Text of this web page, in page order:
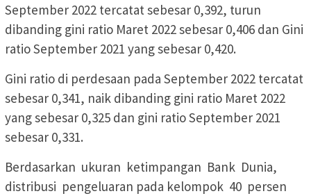
September 2022 tercatat sebesar 0,392, turun
dibanding gini ratio Maret 2022 sebesar 0,406 dan Gini
ratio September 2021 yang sebesar 0,420.
Gini ratio di perdesaan pada September 2022 tercatat
sebesar 0,341, naik dibanding gini ratio Maret 2022
yang sebesar 0,325 dan gini ratio September 2021
sebesar 0,331.
Berdasarkan ukuran ketimpangan Bank Dunia,
distribusi pengeluaran pada kelompok 40 persen